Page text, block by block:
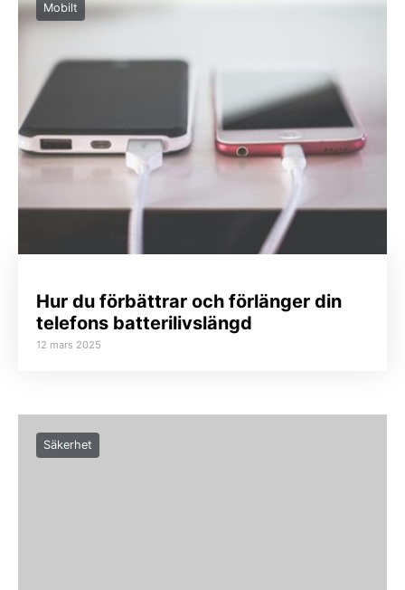
Mobilt
Hur du förbättrar och förlänger din
telefons batterilivslängd
12 mars 2025
Säkerhet